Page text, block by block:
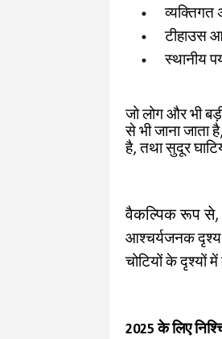
व्यक्तिगत
टीहाउस
स्थानीय
जो लोग और भी
से भी जाना जाता
है, तथा सुदूर
वैकल्पिक रूप से,
आश्चर्यजनक दृश्य
चोटियों के दृश्यों
2025 के लिए